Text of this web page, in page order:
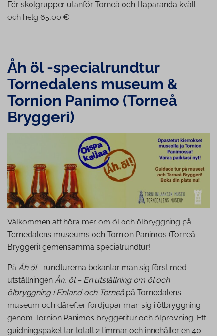
För skolgrupper utanför Torneå och Haparanda kväll
och helg 65,00 €
Åh öl -spe­ci­al­rund­tur
Tornedalens museum &
Tornion Panimo (Torneå
Bryggeri)
Välkommen att höra mer om öl och ölbryggning på
Tornedalens museums och Tornion Panimos (Torneå
Bryggeri) gemensamma specialrundtur!
På Åh öl–rundturerna bekantar man sig först med
utställningen Åh, öl – En utställning om öl och
ölbryggning i Finland och Torneå på Tornedalens
museum och därefter fördjupar man sig i ölbryggning
genom Tornion Panimos bryggeritur och ölprovning. Ett
guidningspaket tar totalt 2 timmar och innehåller en 40